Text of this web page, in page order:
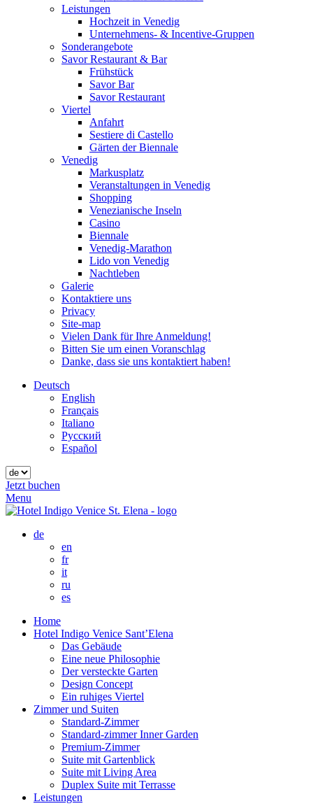
Leistungen
Hochzeit in Venedig
Unternehmens- & Incentive-Gruppen
Sonderangebote
Savor Restaurant & Bar
Frühstück
Savor Bar
Savor Restaurant
Viertel
Anfahrt
Sestiere di Castello
Gärten der Biennale
Venedig
Markusplatz
Veranstaltungen in Venedig
Shopping
Venezianische Inseln
Casino
Biennale
Venedig-Marathon
Lido von Venedig
Nachtleben
Galerie
Kontaktiere uns
Privacy
Site-map
Vielen Dank für Ihre Anmeldung!
Bitten Sie um einen Voranschlag
Danke, dass sie uns kontaktiert haben!
Deutsch
English
Français
Italiano
Русский
Español
Jetzt buchen
Menu
de
en
fr
it
ru
es
Home
Hotel Indigo Venice Sant’Elena
Das Gebäude
Eine neue Philosophie
Der versteckte Garten
Design Concept
Ein ruhiges Viertel
Zimmer und Suiten
Standard-Zimmer
Standard-zimmer Inner Garden
Premium-Zimmer
Suite mit Gartenblick
Suite mit Living Area
Duplex Suite mit Terrasse
Leistungen